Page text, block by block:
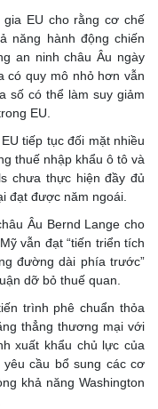
EU cho rằng cơ chế
năng hành động chiến
an ninh châu Âu ngày
có quy mô nhỏ hơn vẫn
số có thể làm suy giảm
EU.
tiếp tục đối mặt nhiều
thuế nhập khẩu ô tô và
chưa thực hiện đầy đủ
đạt được năm ngoái.
Âu Bernd Lange cho
vẫn đạt “tiến triển tích
đường dài phía trước”
dỡ bỏ thuế quan.
trình phê chuẩn thỏa
thẳng thương mại với
xuất khẩu chủ lực của
yêu cầu bổ sung các cơ
khả năng Washington